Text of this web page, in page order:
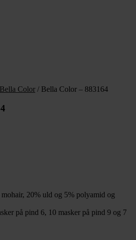
Bella Color / Bella Color – 883164
20% uld og 5% polyamid og
på pind 6, 10 masker på pind 9 og 7